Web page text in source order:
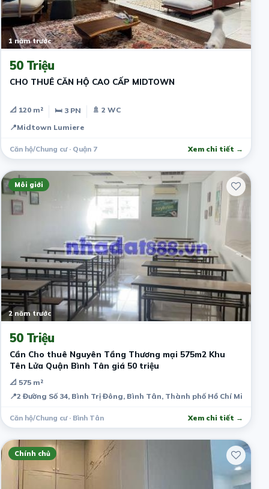
1 năm trước
50 Triệu
CHO THUÊ CĂN HỘ CAO CẤP MIDTOWN
📐 120 m² 🛏 3 PN
🚿 2 WC
📍Midtown Lumiere
Căn hộ/Chung cư · Quận 7 Xem chi tiết →
Môi giới
2 năm trước
50 Triệu
Cần Cho thuê Nguyên Tầng Thương mại 575m2 Khu
Tên Lửa Quận Bình Tân giá 50 triệu
📐 575 m²
📍2 Đường Số 34, Bình Trị Đông, Bình Tân, Thành phố Hồ Chí Minh,
Căn hộ/Chung cư · Bình Tân Xem chi tiết →
Chính chủ